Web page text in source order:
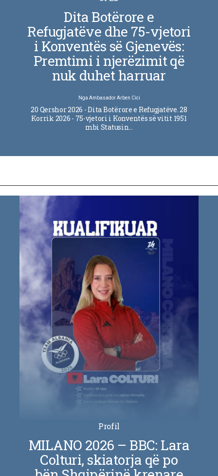
Dita Botërore e
Refugjatëve dhe 75-vjetori
i Konventës së Gjenevës:
Premtimi i njerëzimit që
nuk duhet harruar
Nga Ambasador Arben Cici
20 Qershor 2026 - Dita Botërore e Refugjatëve. 28
Korrik 2026 - 75-vjetori i Konventës së vitit 1951
mbi Statusin…
Profil
MILANO 2026 – BBC: Lara
Colturi, skiatorja që po